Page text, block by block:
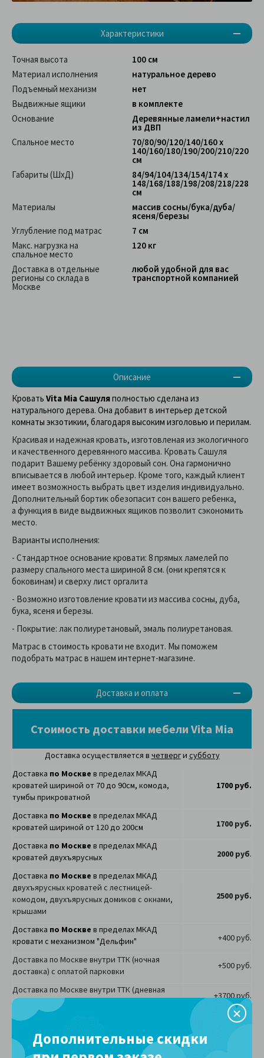
Характеристики
Описание
Доставка и оплата
Точная высота
100 см
Материал исполнения
натуральное дерево
Подъемный механизм
нет
Выдвижные ящики
в комплекте
Основание
Деревянные ламели+настил
из ДВП
Спальное место
70/80/90/120/140/160 х
140/160/180/190/200/210/220
см
Габариты (ШхД)
84/94/104/134/154/174 х
148/168/188/198/208/218/228
см
Материалы
массив сосны/бука/дуба/
ясеня/березы
Углубление под матрас
7 см
Макс. нагрузка на
спальное место
120 кг
Доставка в отдельные
регионы со склада в
Москве
любой удобной для вас
транспортной компанией
Кровать Vita Mia Сашуляполностью сделана из
натурального дерева. Она добавит в интерьер детской
комнаты экзотикии, благодаря высоким изголовью и перилам.
Красивая и надежная кровать, изготовленая из экологичного
и качественного деревянного массива. Кровать Сашуля
подарит Вашему ребёнку здоровый сон. Она гармонично
вписывается в любой интерьер. Кроме того, каждый клиент
имеет возможность выбрать цвет изделия индивидуально.
Дополнительный бортик обезопасит сон вашего ребенка,
а функция в виде выдвижных ящиков позволит сэкономить
место.
Варианты исполнения:
- Стандартное основание кровати: 8 прямых ламелей по
размеру спального места шириной 8 см. (они крепятся к
боковинам) и сверху лист оргалита
- Возможно изготовление кровати из массива сосны, дуба,
бука, ясеня и березы.
- Покрытие: лак полиуретановый, эмаль полиуретановая.
Матрас в стоимость кровати не входит. Мы поможем
подобрать матрас в нашем интернет-магазине.
Стоимость доставки мебели Vita Mia
Доставка осуществляется в четверги субботу
Доставка по Москве в пределах МКАД
кроватей шириной от 70 до 90см, комода,
тумбы прикроватной
1700 руб.
Доставка по Москве в пределах МКАД
кроватей шириной от 120 до 200см
1700 руб.
Доставка по Москве в пределах МКАД
кроватей двухъярусных
2000 руб.
Доставка по Москве в пределах МКАД
двухъярусных кроватей с лестницей-
комодом, двухъярусных домиков с окнами,
крышами
2500 руб.
Доставка по Москве в пределах МКАД
кровати с механизмом "Дельфин"
+400 руб.
Доставка по Москве внутри ТТК (ночная
доставка) с оплатой парковки
+500 руб.
Доставка по Москве внутри ТТК (дневная
доставка) с оплатой парковки
+3700 руб.
Доставка за МКАД по МО, дополнительно
50 руб/км
Доставкапо другим областям
любой удобной
для вас ТК
Дополнительные скидки